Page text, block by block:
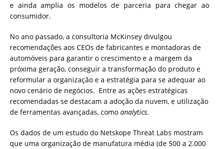
e ainda amplia os modelos de parceria para chegar ao
consumidor.
No ano passado, a consultoria McKinsey divulgou
recomendações aos CEOs de fabricantes e montadoras de
automóveis para garantir o crescimento e a margem da
próxima geração, conseguir a transformação do produto e
reformular a organização e a estratégia para se adequar ao
novo cenário de negócios. Entre as ações estratégicas
recomendadas se destacam a adoção da nuvem, e utilização
de ferramentas avançadas, como analytics.
Os dados de um estudo do Netskope Threat Labs mostram
que uma organização de manufatura média (de 500 a 2.000